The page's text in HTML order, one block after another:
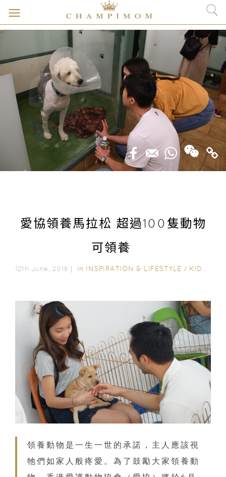
愛協領養馬拉松 超過100隻動物
可領養
12th June, 2019｜ In INSPIRATION & LIFESTYLE / KIDDIE
領養動物是一生一世的承諾，主人應該視
牠們如家人般疼愛。為了鼓勵大家領養動